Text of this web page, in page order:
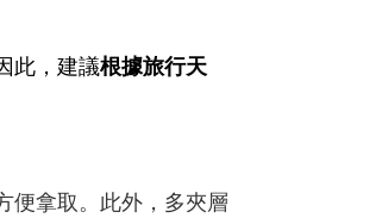
此，建議根據旅行天
便拿取。此外，多夾層